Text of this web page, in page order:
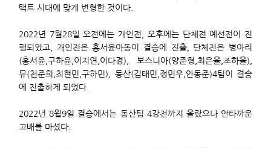
택트 시대에 맞게 변형한 것이다.
2022년 7월28일 오전에는 개인전, 오후에는 단체전 예선전이 진
행되었고, 개인전은 홍서윤아동이 결승에 진출, 단체전은 병아리
(홍서윤,구하윤,이지연,이다경), 보스니아(양준형,최은율,조하율),
뮤(천준희,최현민,구하민), 동산(김태민,정민우,안동준)4팀이 결승
에 진출하게 되었다.
2022년 8월9일 결승에서는 동산팀 4강전까지 올랐으나 안타까운
고배를 마셨다.